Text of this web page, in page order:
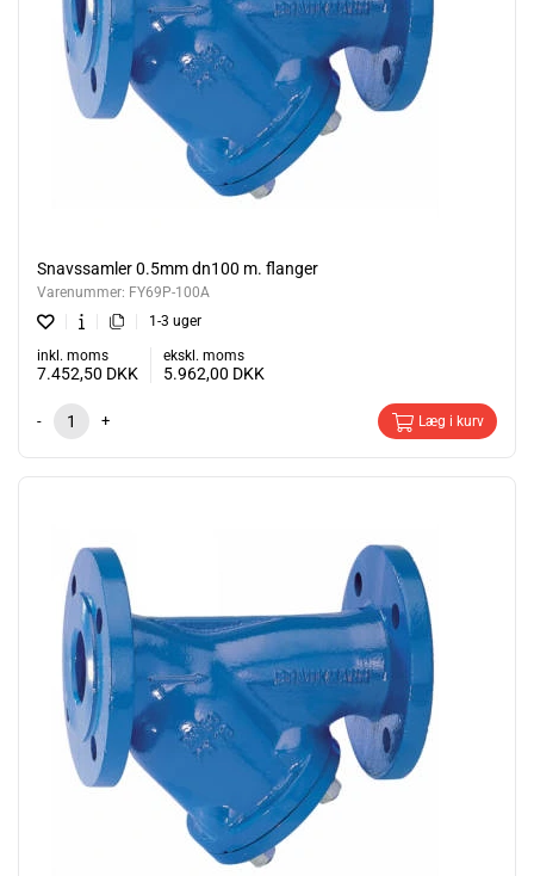
Snavssamler 0.5mm dn100 m. flanger
Varenummer: FY69P-100A
1-3 uger
inkl. moms
7.452,50 DKK
ekskl. moms
5.962,00 DKK
- + Læg i kurv